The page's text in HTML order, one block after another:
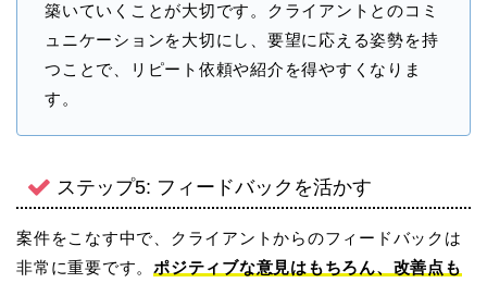
築いていくことが大切です。クライアントとのコミ
ュニケーションを大切にし、要望に応える姿勢を持
つことで、リピート依頼や紹介を得やすくなりま
す。
ステップ5: フィードバックを活かす
案件をこなす中で、クライアントからのフィードバックは
非常に重要です。ポジティブな意見はもちろん、改善点も